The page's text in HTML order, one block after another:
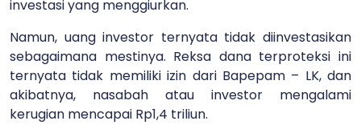
investasi yang menggiurkan.
Namun, uang investor ternyata tidak diinvestasikan
sebagaimana mestinya. Reksa dana terproteksi ini
ternyata tidak memiliki izin dari Bapepam – LK, dan
akibatnya, nasabah atau investor mengalami
kerugian mencapai Rp1,4 triliun.